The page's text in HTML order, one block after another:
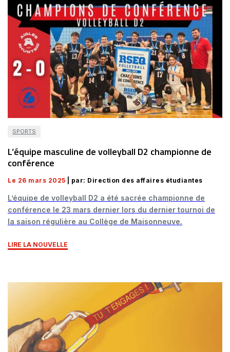
SPORTS
L’équipe masculine de volleyball D2 championne de
conférence
Le 26 mars 2025 | par: Direction des affaires étudiantes
L’équipe de volleyball D2 a été sacrée championne de
conférence le 23 mars dernier lors du dernier tournoi de
la saison régulière au Collège de Maisonneuve.
LIRE LA NOUVELLE